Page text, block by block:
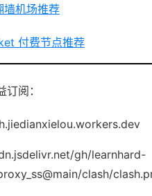
墙机场推荐
付费节点推荐
阅：
gh/learnhard-
clash/